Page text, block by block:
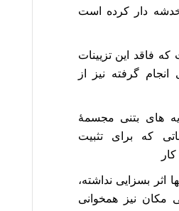
دار کرده است
که فاقد این تزیینات
گرفته نیز از
های بتنی مجسمۀ
که برای تثبیت
اثر بسزایی نداشته،
مکان نیز همخوانی